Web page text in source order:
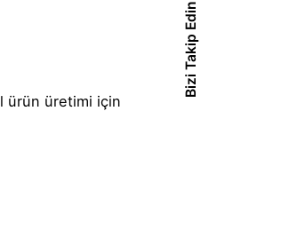
Bizi Takip Edin
ürün üretimi için